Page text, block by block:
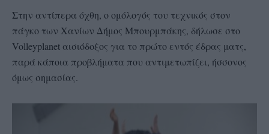
Στην αντίπερα όχθη, ο ομόλογός του τεχνικός στον
πάγκο των Χανίων Δήμος Μπουρμπάκης, δήλωσε στο
Volleyplanet αισιόδοξος για το πρώτο εντός έδρας ματς,
παρά κάποια προβλήματα που αντιμετωπίζει, ήσσονος
όμως σημασίας.